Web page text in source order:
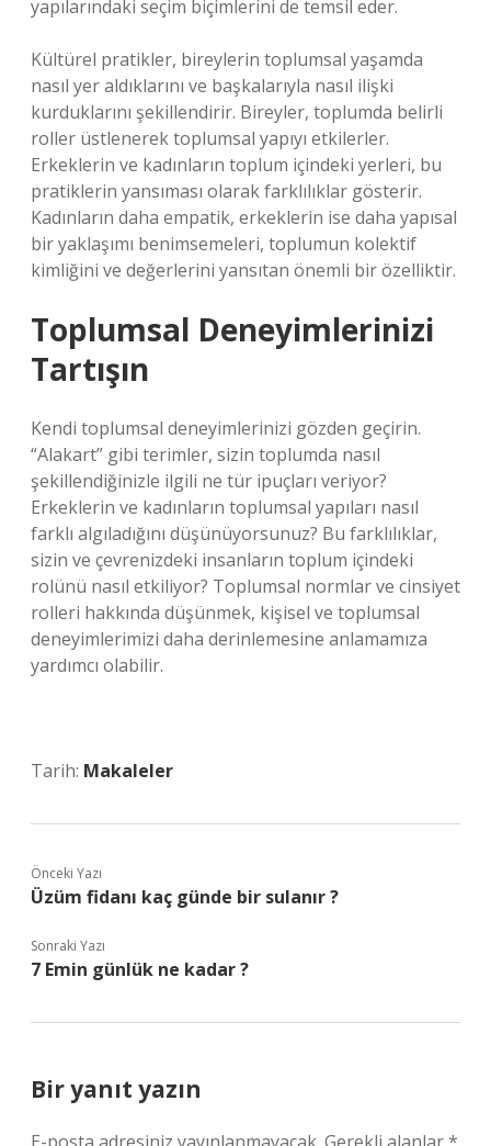
yapılarındaki seçim biçimlerini de temsil eder.
Kültürel pratikler, bireylerin toplumsal yaşamda
nasıl yer aldıklarını ve başkalarıyla nasıl ilişki
kurduklarını şekillendirir. Bireyler, toplumda belirli
roller üstlenerek toplumsal yapıyı etkilerler.
Erkeklerin ve kadınların toplum içindeki yerleri, bu
pratiklerin yansıması olarak farklılıklar gösterir.
Kadınların daha empatik, erkeklerin ise daha yapısal
bir yaklaşımı benimsemeleri, toplumun kolektif
kimliğini ve değerlerini yansıtan önemli bir özelliktir.
Toplumsal Deneyimlerinizi
Tartışın
Kendi toplumsal deneyimlerinizi gözden geçirin.
“Alakart” gibi terimler, sizin toplumda nasıl
şekillendiğinizle ilgili ne tür ipuçları veriyor?
Erkeklerin ve kadınların toplumsal yapıları nasıl
farklı algıladığını düşünüyorsunuz? Bu farklılıklar,
sizin ve çevrenizdeki insanların toplum içindeki
rolünü nasıl etkiliyor? Toplumsal normlar ve cinsiyet
rolleri hakkında düşünmek, kişisel ve toplumsal
deneyimlerimizi daha derinlemesine anlamamıza
yardımcı olabilir.
Tarih: Makaleler
Önceki Yazı
Üzüm fidanı kaç günde bir sulanır ?
Sonraki Yazı
7 Emin günlük ne kadar ?
Bir yanıt yazın